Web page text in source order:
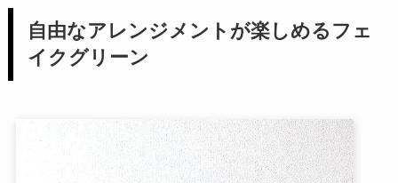
自由なアレンジメントが楽しめるフェ
イクグリーン